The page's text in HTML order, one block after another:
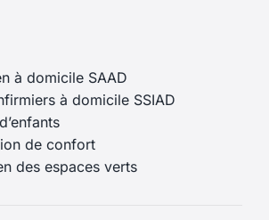
à domicile SAAD
à domicile SSIAD
de confort
des espaces verts